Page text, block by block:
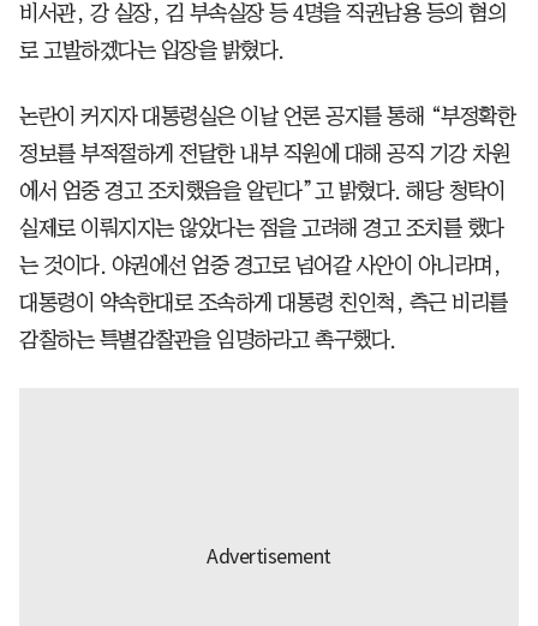
비서관, 강 실장, 김 부속실장 등 4명을 직권남용 등의 혐의
로 고발하겠다는 입장을 밝혔다.
논란이 커지자 대통령실은 이날 언론 공지를 통해 “부정확한
정보를 부적절하게 전달한 내부 직원에 대해 공직 기강 차원
에서 엄중 경고 조치했음을 알린다”고 밝혔다. 해당 청탁이
실제로 이뤄지지는 않았다는 점을 고려해 경고 조치를 했다
는 것이다. 야권에선 엄중 경고로 넘어갈 사안이 아니라며,
대통령이 약속한대로 조속하게 대통령 친인척, 측근 비리를
감찰하는 특별감찰관을 임명하라고 촉구했다.